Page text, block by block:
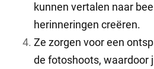
kunnen vertalen naar
herinneringen creëren.
Ze zorgen voor een
de fotoshoots, waardoor